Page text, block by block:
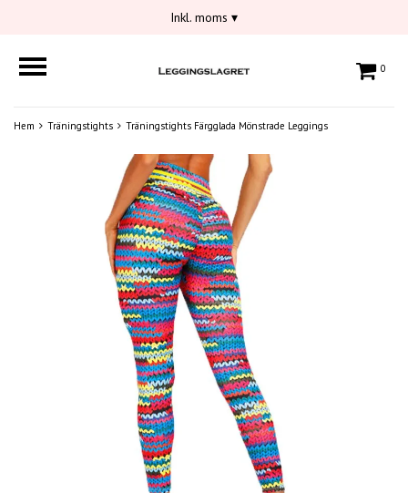
Inkl. moms ▾
0
Hem Träningstights Träningstights Färgglada Mönstrade Leggings